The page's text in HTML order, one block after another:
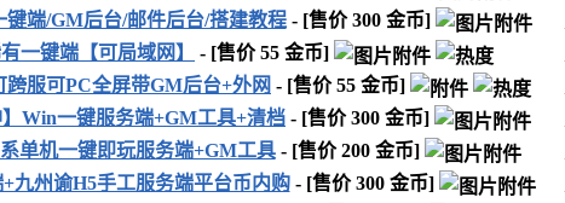
键端/GM后台/邮件后台/搭建教程- [售价300金币]
一键端【可局域网】 - [售价55 金币]
服可PC全屏带GM后台+外网 - [售价55 金币]
Win一键服务端+GM工具+清档 - [售价300 金币]
单机一键即玩服务端+GM工具- [售价200金币]
九州谕H5手工服务端平台币内购- [售价300金币]